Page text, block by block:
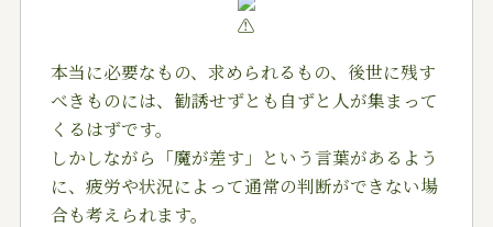
本当に必要なもの、求められるもの、後世に残す
べきものには、勧誘せずとも自ずと人が集まって
くるはずです。
しかしながら「魔が差す」という言葉があるよう
に、疲労や状況によって通常の判断ができない場
合も考えられます。